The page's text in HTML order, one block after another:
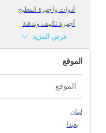
أدوات وأجهزة المطبخ
أجهزة تكييف وتدفئة
عرض المزيد
الموقع
لبنان
بعبدا